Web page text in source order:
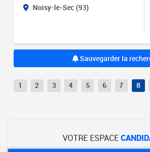
Noisy-le-Sec (93)
Sauvegarder la
1 2 3 4 5 6 7 8
VOTRE ESPACE